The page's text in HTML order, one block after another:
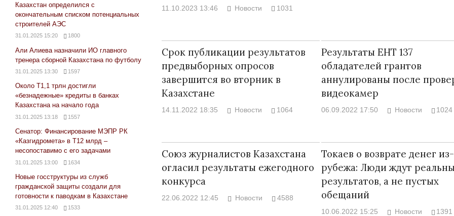
11.10.2023 13:46 Новости 1031
Срок публикации результатов
предвыборных опросов
завершится во вторник в
Казахстане
14.11.2022 18:35 Новости 1064
Результаты ЕНТ 137
обладателей грантов
аннулированы после
видеокамер
06.09.2022 17:50 Новости 1024
Союз журналистов Казахстана
огласил результаты ежегодного
конкурса
22.06.2022 12:45 Новости 4588
Токаев о возврате денег
рубежа: Люди ждут
результатов, а не пустых
обещаний
10.06.2022 15:25 Новости 1391
Казахстан определился с
окончательным списком потенциальных
строителей АЭС
31.01.2025 15:20 1800
Али Алиева назначили ИО главного
тренера сборной Казахстана по футболу
31.01.2025 13:30 1597
Около Т1,1 трлн достигли
«безнадежные» кредиты в банках
Казахстана на начало года
31.01.2025 13:18 1557
Сенатор: Финансирование МЭПР РК
«Казгидромета» в Т12 млрд –
несопоставимо с его задачами
31.01.2025 13:00 1634
Новые госструктуры из служб
гражданской защиты создали для
готовности к паводкам в Казахстане
31.01.2025 12:40 1533
Война
Война Миров.
Сороса